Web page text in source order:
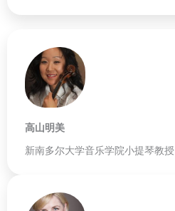
高山明美
新南多尔大学音乐学院小提琴教授